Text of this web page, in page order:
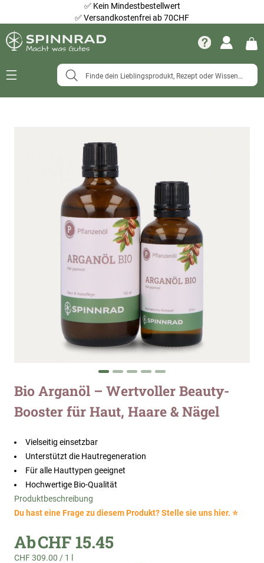
✅ Kein Mindestbestellwert
✅Versandkostenfrei ab 70CHF
Navigation
Zum
Anfang
der
Bio Arganöl – Wertvoller Beauty-
Booster für Haut, Haare & Nägel
Vielseitig einsetzbar
Unterstützt die Hautregeneration
Für alle Hauttypen geeignet
Hochwertige Bio-Qualität
Produktbeschreibung
Du hast eine Frage zu diesem Produkt? Stelle sie uns hier. ⭐
AbCHF 15.45
CHF 309.00 / 1 l